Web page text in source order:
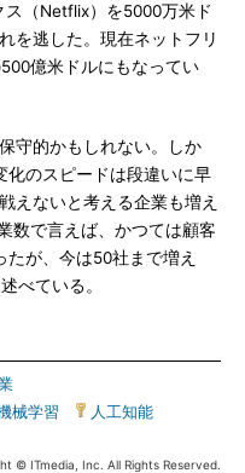
ス（Netflix）を5000万米ド
を逃した。現在ネットフリ
億米ドルにもなってい
守的かもしれない。しか
化のスピードは段違いに早
えないと考える企業も増え
数で言えば、かつては顧客
が、今は50社まで増え
べている。
械学習 人工知能
© ITmedia, Inc. All Rights Reserved.